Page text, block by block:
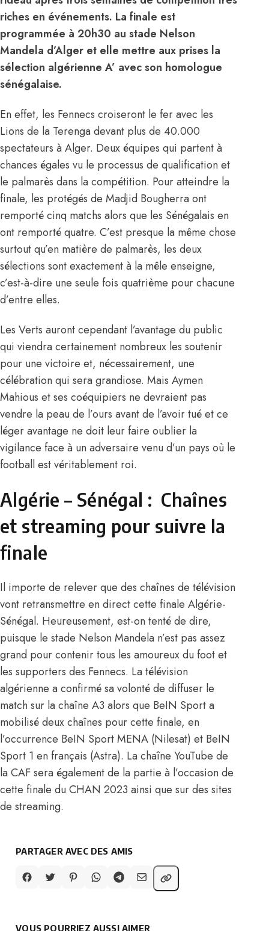
riches en événements. La finale est
programmée à 20h30 au stade Nelson
Mandela d’Alger et elle mettre aux prises la
sélection algérienne A’ avec son homologue
sénégalaise.
En effet, les Fennecs croiseront le fer avec les
Lions de la Terenga devant plus de 40.000
spectateurs à Alger. Deux équipes qui partent à
chances égales vu le processus de qualification et
le palmarès dans la compétition. Pour atteindre la
finale, les protégés de Madjid Bougherra ont
remporté cinq matchs alors que les Sénégalais en
ont remporté quatre. C’est presque la même chose
surtout qu’en matière de palmarès, les deux
sélections sont exactement à la mêle enseigne,
c’est-à-dire une seule fois quatrième pour chacune
d’entre elles.
Les Verts auront cependant l’avantage du public
qui viendra certainement nombreux les soutenir
pour une victoire et, nécessairement, une
célébration qui sera grandiose. Mais Aymen
Mahious et ses coéquipiers ne devraient pas
vendre la peau de l’ours avant de l’avoir tué et ce
léger avantage ne doit leur faire oublier la
vigilance face à un adversaire venu d’un pays où le
football est véritablement roi.
Algérie – Sénégal : Chaînes
et streaming pour suivre la
finale
Il importe de relever que des chaînes de télévision
vont retransmettre en direct cette finale Algérie-
Sénégal. Heureusement, est-on tenté de dire,
puisque le stade Nelson Mandela n’est pas assez
grand pour contenir tous les amoureux du foot et
les supporters des Fennecs. La télévision
algérienne a confirmé sa volonté de diffuser le
match sur la chaîne A3 alors que BeIN Sport a
mobilisé deux chaînes pour cette finale, en
l’occurrence BeIN Sport MENA (Nilesat) et BeIN
Sport 1 en français (Astra). La chaîne YouTube de
la CAF sera également de la partie à l’occasion de
cette finale du CHAN 2023 ainsi que surdes sites
de streaming.
PARTAGER AVEC DES AMIS
VOUS POURRIEZ AUSSI AIMER